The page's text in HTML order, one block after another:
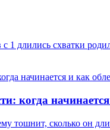
1 длились схватки
когда
тошнит, сколько он